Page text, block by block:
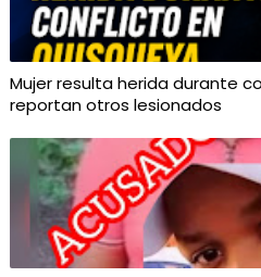
Mujer resulta herida durante
reportan otros lesionados